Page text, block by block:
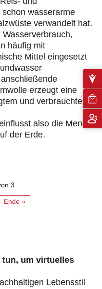
wasserarme
verwandelt hat.
häufig mit
Mittel eingesetzt
erzeugt eine
und verbrauchtem
also die Menge
der Erde.
3
Ende »
tun, um virtuelles
Lebensstil